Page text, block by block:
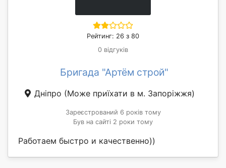
Рейтинг: 26 з 80
0 відгуків
Бригада "Артём строй"
Дніпро (Може приїхати в м. Запоріжжя)
Зареєстрований 6 років тому
Був на сайті 2 роки тому
Работаем быстро и качественно))